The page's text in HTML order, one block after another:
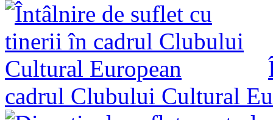
cadrul Clubului Cultural